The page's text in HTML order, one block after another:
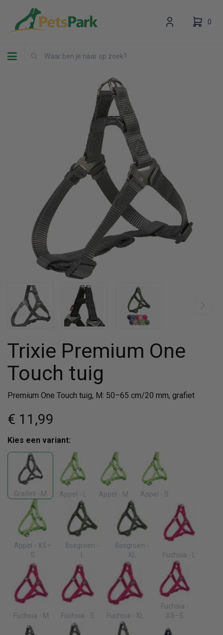
Toggle navigation
0
Uw winkelwagen is leeg.
Vul hem met producten.
Trixie Premium One
Touch tuig
Premium One Touch tuig, M: 50–65 cm/20 mm, grafiet
€ 11 ,99
Kies een variant:
Grafiet - M Appel - L Appel - M Appel - S
Appel - XS–
S
Bosgroen -
L
Bosgroen -
XL
Fuchsia - L
Fuchsia - M Fuchsia - S Fuchsia - XL
Fuchsia -
XS–S